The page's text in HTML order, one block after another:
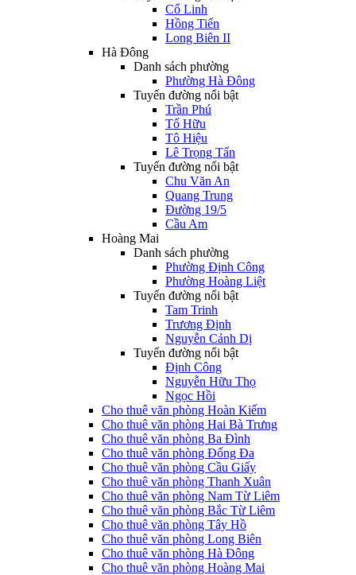
Cổ Linh
Hồng Tiến
Long Biên II
Hà Đông
Danh sách phường
Phường Hà Đông
Tuyến đường nổi bật
Trần Phú
Tố Hữu
Tô Hiệu
Lê Trọng Tấn
Tuyến đường nổi bật
Chu Văn An
Quang Trung
Đường 19/5
Cầu Am
Hoàng Mai
Danh sách phường
Phường Định Công
Phường Hoàng Liệt
Tuyến đường nổi bật
Tam Trinh
Trương Định
Nguyễn Cảnh Dị
Tuyến đường nổi bật
Định Công
Nguyễn Hữu Thọ
Ngọc Hồi
Cho thuê văn phòng Hoàn Kiếm
Cho thuê văn phòng Hai Bà Trưng
Cho thuê văn phòng Ba Đình
Cho thuê văn phòng Đống Đa
Cho thuê văn phòng Cầu Giấy
Cho thuê văn phòng Thanh Xuân
Cho thuê văn phòng Nam Từ Liêm
Cho thuê văn phòng Bắc Từ Liêm
Cho thuê văn phòng Tây Hồ
Cho thuê văn phòng Long Biên
Cho thuê văn phòng Hà Đông
Cho thuê văn phòng Hoàng Mai